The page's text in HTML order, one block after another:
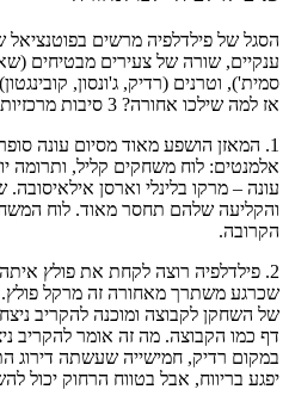
הסגל של פילדלפיה מרשים
ענקיים, שורה של צעירים מבטיחים
סמית'), וטרנים (רדיק, ג'ונסון,
אז למה שילכו אחורה? 3 סיבות מרכזיות:
1. המאזן הושפע מאוד מסיום עונה
עונה – מרקו בלינלי וארסן
והקליעה שלהם תחסר מאוד. לוח
הקרובה.
2. פילדלפיה רוצה לקחת את פולץ
שכרגע משתרך מאחורה זה מרקל פולץ.
של השחקן לקבוצה ומוכנה להקריב
דף כמו הקבוצה. מה זה אומר להקריב
יפגע בריווח, אבל בטווח הרחוק יכול